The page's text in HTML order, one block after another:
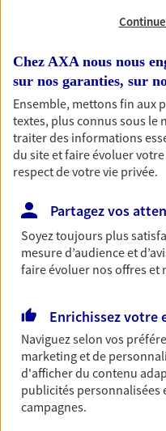
Découvrir l'offre
Garantie
Bricoleuse, féru de
ou grande lectrice…
accident du quotidien.
revenus.
Découvrir l'offre
OBTENIR
Multirisque
Gagnez en simplicité
assurance
unique pour protéger
équipements et
responsabilité civile.
Chez AXA nous nous
sur nos garanties, sur
Ensemble, mettons fin aux
textes, plus connus sous le
traiter des informations
du site et faire évoluer
respect de votre vie privée.
Partagez vos
Soyez toujours plus
mesure d’audience et
faire évoluer nos offres et
Enrichissez votre
Naviguez selon vos
marketing et de
d'afficher du contenu
publicités personnalisées
campagnes.